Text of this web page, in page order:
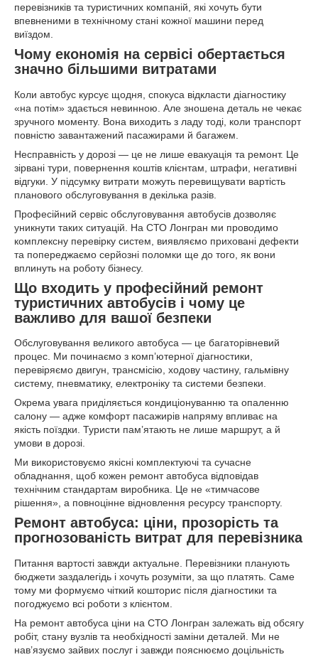
перевізників та туристичних компаній, які хочуть бути
впевненими в технічному стані кожної машини перед
виїздом.
Чому економія на сервісі обертається
значно більшими витратами
Коли автобус курсує щодня, спокуса відкласти діагностику
«на потім» здається невинною. Але зношена деталь не чекає
зручного моменту. Вона виходить з ладу тоді, коли транспорт
повністю завантажений пасажирами й багажем.
Несправність у дорозі — це не лише евакуація та ремонт. Це
зірвані тури, повернення коштів клієнтам, штрафи, негативні
відгуки. У підсумку витрати можуть перевищувати вартість
планового обслуговування в декілька разів.
Професійний сервіс обслуговування автобусів дозволяє
уникнути таких ситуацій. На СТО Лонгран ми проводимо
комплексну перевірку систем, виявляємо приховані дефекти
та попереджаємо серйозні поломки ще до того, як вони
вплинуть на роботу бізнесу.
Що входить у професійний ремонт
туристичних автобусів і чому це
важливо для вашої безпеки
Обслуговування великого автобуса — це багаторівневий
процес. Ми починаємо з комп’ютерної діагностики,
перевіряємо двигун, трансмісію, ходову частину, гальмівну
систему, пневматику, електроніку та системи безпеки.
Окрема увага приділяється кондиціонуванню та опаленню
салону — адже комфорт пасажирів напряму впливає на
якість поїздки. Туристи пам’ятають не лише маршрут, а й
умови в дорозі.
Ми використовуємо якісні комплектуючі та сучасне
обладнання, щоб кожен ремонт автобуса відповідав
технічним стандартам виробника. Це не «тимчасове
рішення», а повноцінне відновлення ресурсу транспорту.
Ремонт автобуса: ціни, прозорість та
прогнозованість витрат для перевізника
Питання вартості завжди актуальне. Перевізники планують
бюджети заздалегідь і хочуть розуміти, за що платять. Саме
тому ми формуємо чіткий кошторис після діагностики та
погоджуємо всі роботи з клієнтом.
На ремонт автобуса ціни на СТО Лонгран залежать від обсягу
робіт, стану вузлів та необхідності заміни деталей. Ми не
нав’язуємо зайвих послуг і завжди пояснюємо доцільність